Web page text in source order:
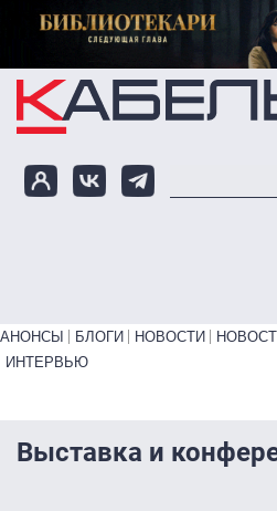
Перейти к основному
Primary links bottom
АНОНСЫ БЛОГИ НОВОСТИ
ИНТЕРВЬЮ
Выставка и